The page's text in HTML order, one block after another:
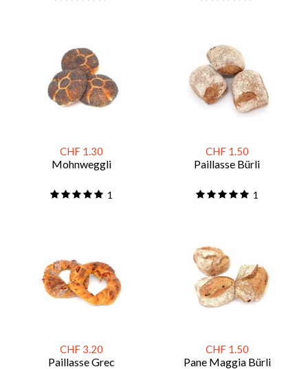
CHF 1.30
Mohnweggli
1
CHF 1.50
Paillasse Bürli
1
CHF 3.20
Paillasse Grec
CHF 1.50
Pane Maggia Bürli